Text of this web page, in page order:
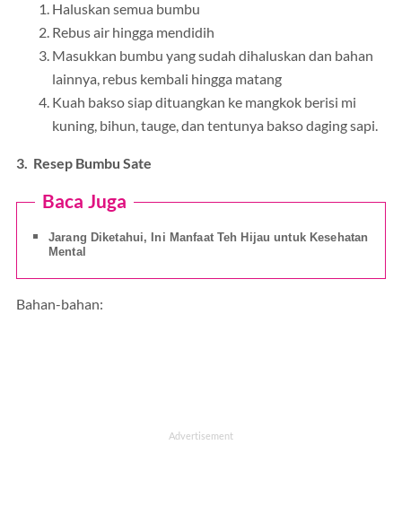
Haluskan semua bumbu
Rebus air hingga mendidih
Masukkan bumbu yang sudah dihaluskan dan bahan
lainnya, rebus kembali hingga matang
Kuah bakso siap dituangkan ke mangkok berisi mi
kuning, bihun, tauge, dan tentunya bakso daging sapi.
3. Resep Bumbu Sate
Baca Juga
Jarang Diketahui, Ini Manfaat Teh Hijau untuk Kesehatan
Mental
Bahan-bahan: